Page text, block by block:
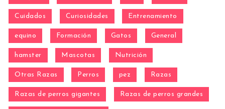
Cuidados Curiosidades Entrenamiento
equino Formación Gatos General
hamster Mascotas Nutrición
Otras Razas Perros pez Razas
Razas de perros gigantes Razas de perros grandes